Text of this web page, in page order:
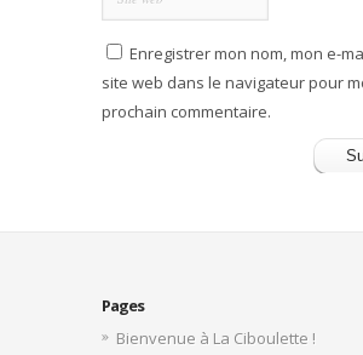
Enregistrer mon nom, mon e-
site web dans le navigateur pour
prochain commentaire.
Pages
Bienvenue à La Ciboulette !